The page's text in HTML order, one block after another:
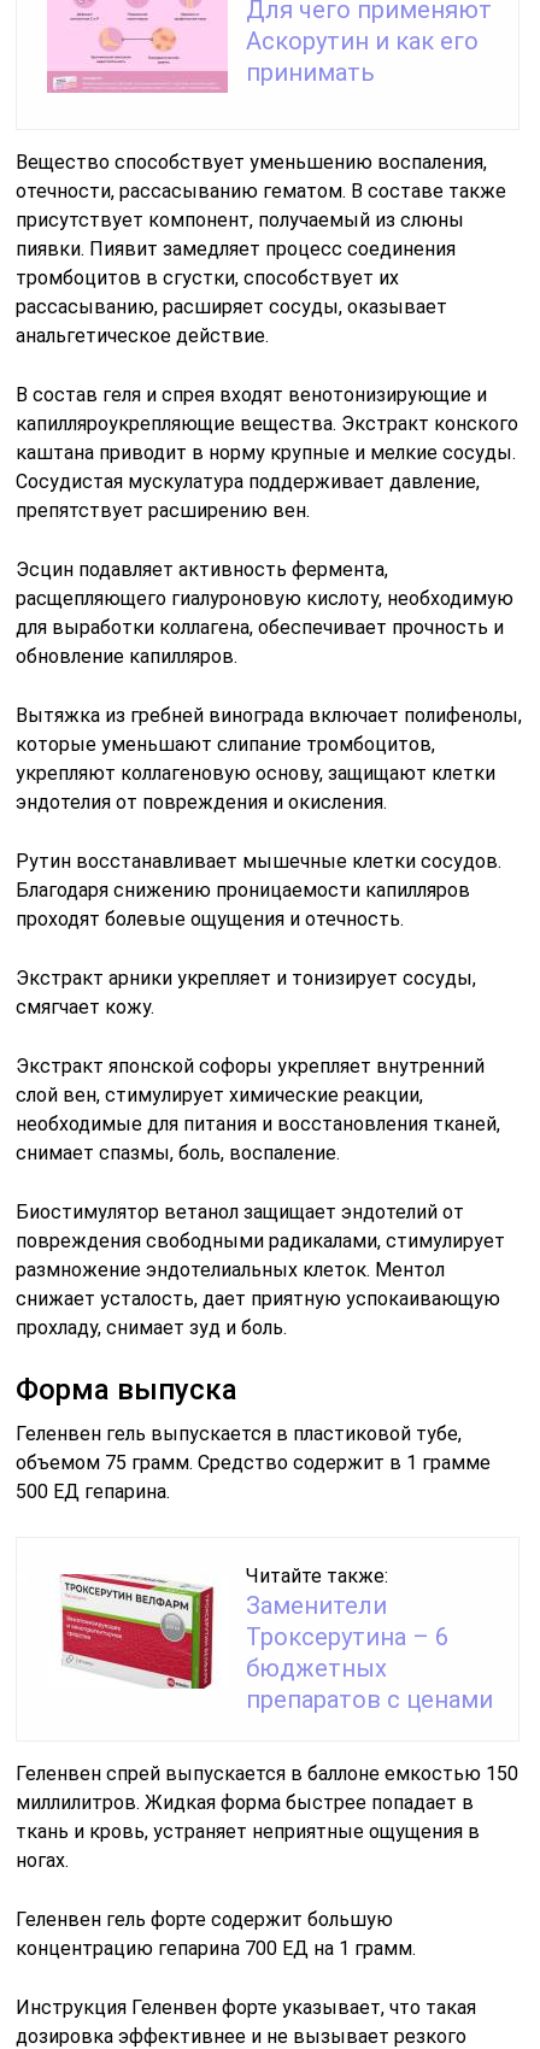
Для чего применяют
Аскорутин и как его
принимать
Вещество способствует уменьшению воспаления,
отечности, рассасыванию гематом. В составе также
присутствует компонент, получаемый из слюны
пиявки. Пиявит замедляет процесс соединения
тромбоцитов в сгустки, способствует их
рассасыванию, расширяет сосуды, оказывает
анальгетическое действие.
В состав геля и спрея входят венотонизирующие и
капилляроукрепляющие вещества. Экстракт конского
каштана приводит в норму крупные и мелкие сосуды.
Сосудистая мускулатура поддерживает давление,
препятствует расширению вен.
Эсцин подавляет активность фермента,
расщепляющего гиалуроновую кислоту, необходимую
для выработки коллагена, обеспечивает прочность и
обновление капилляров.
Вытяжка из гребней винограда включает полифенолы,
которые уменьшают слипание тромбоцитов,
укрепляют коллагеновую основу, защищают клетки
эндотелия от повреждения и окисления.
Рутин восстанавливает мышечные клетки сосудов.
Благодаря снижению проницаемости капилляров
проходят болевые ощущения и отечность.
Экстракт арники укрепляет и тонизирует сосуды,
смягчает кожу.
Экстракт японской софоры укрепляет внутренний
слой вен, стимулирует химические реакции,
необходимые для питания и восстановления тканей,
снимает спазмы, боль, воспаление.
Биостимулятор ветанол защищает эндотелий от
повреждения свободными радикалами, стимулирует
размножение эндотелиальных клеток. Ментол
снижает усталость, дает приятную успокаивающую
прохладу, снимает зуд и боль.
Форма выпуска
Геленвен гель выпускается в пластиковой тубе,
объемом 75 грамм. Средство содержит в 1 грамме
500 ЕД гепарина.
Читайте также:
Заменители
Троксерутина – 6
бюджетных
препаратов с ценами
Геленвен спрей выпускается в баллоне емкостью 150
миллилитров. Жидкая форма быстрее попадает в
ткань и кровь, устраняет неприятные ощущения в
ногах.
Геленвен гель форте содержит большую
концентрацию гепарина 700 ЕД на 1 грамм.
Инструкция Геленвен форте указывает, что такая
дозировка эффективнее и не вызывает резкого